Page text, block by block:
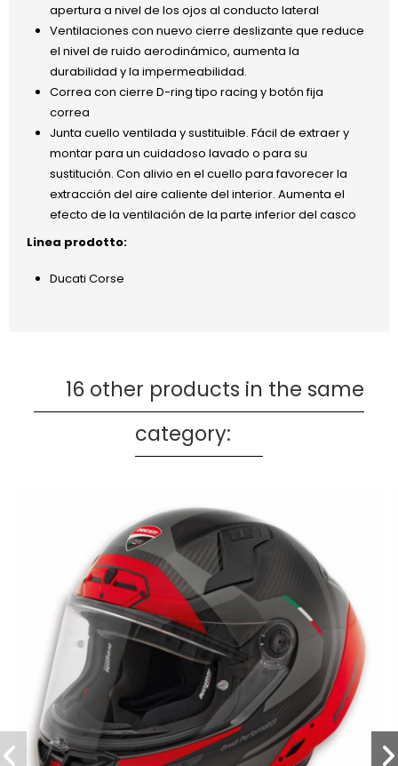
apertura a nivel de los ojos al conducto lateral
Ventilaciones con nuevo cierre deslizante que reduce
el nivel de ruido aerodinámico, aumenta la
durabilidad y la impermeabilidad.
Correa con cierre D-ring tipo racing y botón fija
correa
Junta cuello ventilada y sustituible. Fácil de extraer y
montar para un cuidadoso lavado o para su
sustitución. Con alivio en el cuello para favorecer la
extracción del aire caliente del interior. Aumenta el
efecto de la ventilación de la parte inferior del casco
Linea prodotto:
Ducati Corse
16 other products in the same
category: